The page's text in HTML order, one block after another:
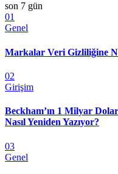
son 7 gün
01
Genel
Markalar Veri Gizliliğine
02
Girişim
Beckham’ın 1 Milyar
Nasıl Yeniden Yazıyor?
03
Genel